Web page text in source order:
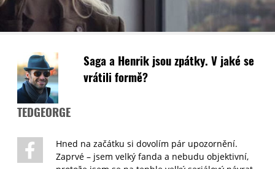
TEDGEORGE
Saga a Henrik jsou zpátky. V jaké se
vrátili formě?
Hned na začátku si dovolím pár upozornění.
Zaprvé – jsem velký fanda a nebudu objektivní,